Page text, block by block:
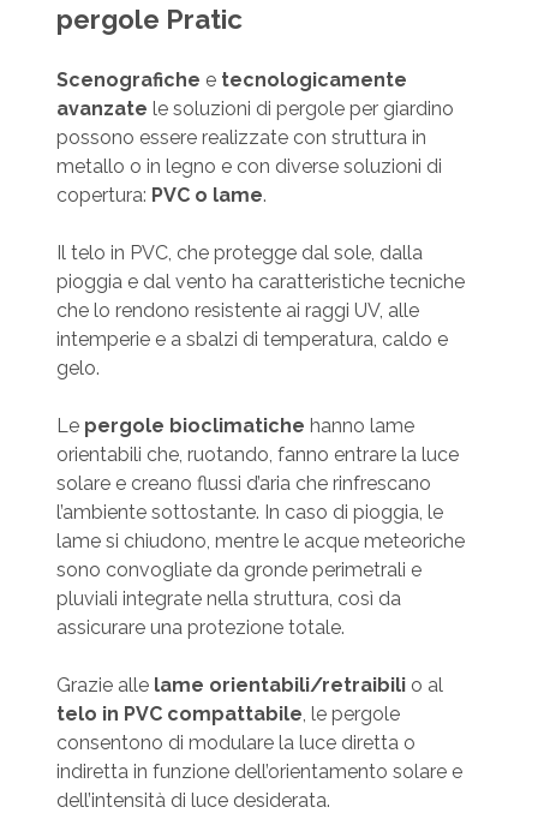
pergole Pratic
Scenografiche e tecnologicamente
avanzate le soluzioni di pergole per giardino
possono essere realizzate con struttura in
metallo o in legno e con diverse soluzioni di
copertura: PVC o lame.
Il telo in PVC, che protegge dal sole, dalla
pioggia e dal vento ha caratteristiche tecniche
che lo rendono resistente ai raggi UV, alle
intemperie e a sbalzi di temperatura, caldo e
gelo.
Le pergole bioclimatiche hanno lame
orientabili che, ruotando, fanno entrare la luce
solare e creano flussi d’aria che rinfrescano
l’ambiente sottostante. In caso di pioggia, le
lame si chiudono, mentre le acque meteoriche
sono convogliate da gronde perimetrali e
pluviali integrate nella struttura, così da
assicurare una protezione totale.
Grazie alle lame orientabili/retraibilio al
telo in PVC compattabile, le pergole
consentono di modulare la luce diretta o
indiretta in funzione dell’orientamento solare e
dell’intensità di luce desiderata.